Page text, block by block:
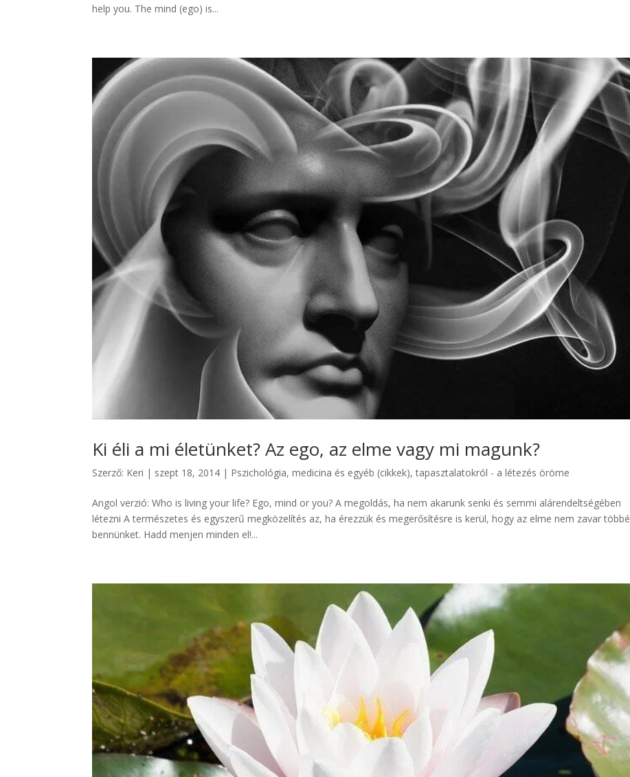
help you. The mind (ego) is...
Ki éli a mi életünket? Az ego, az elme vagy mi magunk?
Szerző: Keri | szept 18, 2014 | Pszichológia, medicina és egyéb (cikkek),tapasztalatokról - a létezés öröme
Angol verzió: Who is living your life? Ego, mind or you? A megoldás, ha nem akarunk senki és semmi alárendeltségében
létezni A természetes és egyszerű megközelítés az, ha érezzük és megerősítésre is kerül, hogy az elme nem zavar többé
bennünket. Hadd menjen minden el!...